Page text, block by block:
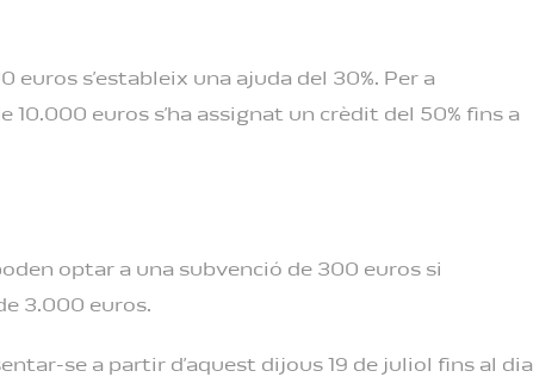
s’estableix una ajuda del 30%. Per a
euros s’ha assignat un crèdit del 50% fins a
optar a una subvenció de 300 euros si
3.000 euros.
se a partir d’aquest dijous 19 de juliol fins al dia